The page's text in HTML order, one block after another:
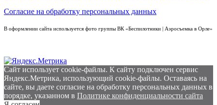
Согласие на обработку персональных данных
В оформлении сайта используется фото группы ВК «Беспилотники | Аэросъемка в Орле»
Сайт использует cookie-файлы. К cайту подключен сервис
Яндекс.Метрика, использующий cookie-файлы. Оставаясь на
сайте, вы даете согласие на обработку персональных данных в
порядке, указанном в Политике конфиденциальности сайта